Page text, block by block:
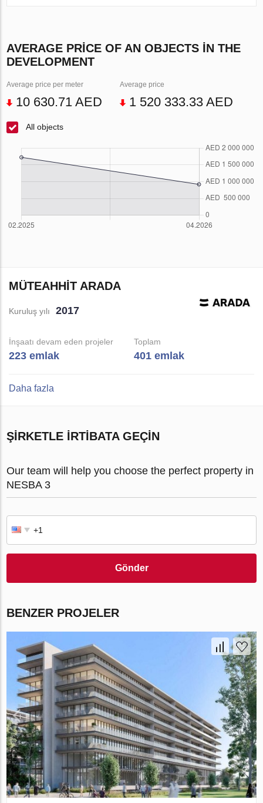
AVERAGE PRICE OF AN OBJECTS IN THE
DEVELOPMENT
Average price per meter
10 630.71 AED
Average price
1 520 333.33 AED
All objects
MÜTEAHHIT ARADA
Kuruluş yılı 2017
İnşaatı devam eden projeler
223 emlak
Toplam
401 emlak
Daha fazla
ŞIRKETLE IRTIBATA GEÇIN
Our team will help you choose the perfect property in
NESBA 3
Gönder
BENZER PROJELER